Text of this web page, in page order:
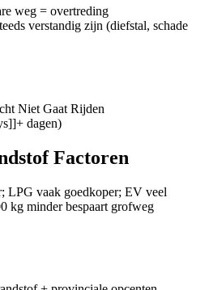
weg = overtreding
verstandig zijn (diefstal, schade
Niet Gaat Rijden
dagen)
Factoren
LPG vaak goedkoper; EV veel
kg minder bespaart grofweg